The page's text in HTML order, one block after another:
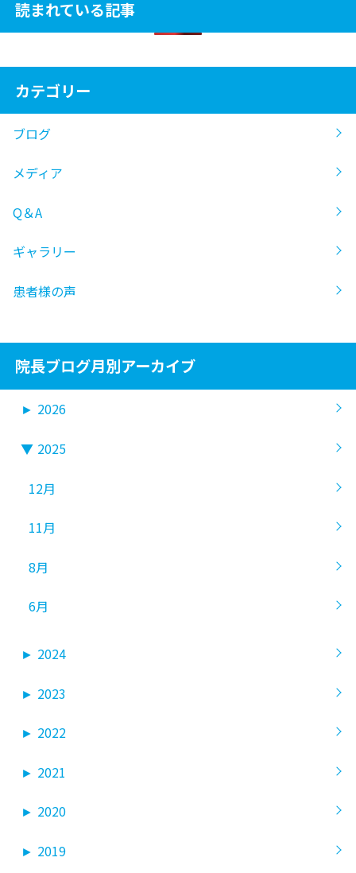
読まれている記事
カテゴリー
ブログ
メディア
Q＆A
ギャラリー
患者様の声
院長ブログ月別アーカイブ
► 2026
▼ 2025
12月
11月
8月
6月
► 2024
► 2023
► 2022
► 2021
► 2020
► 2019